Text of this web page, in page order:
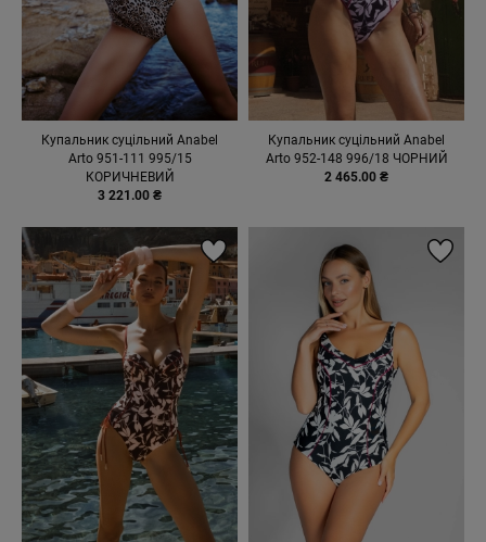
Купальник суцільний Anabel
Arto 951-111 995/15
КОРИЧНЕВИЙ
3 221.00 ₴
Купальник суцільний Anabel
Arto 952-148 996/18 ЧОРНИЙ
2 465.00 ₴